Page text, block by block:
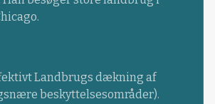
Landbrugs dækning af
beskyttelsesområder).